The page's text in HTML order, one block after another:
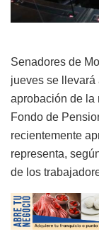
Senadores de
jueves se
aprobación de la
Fondo de
recientemente
representa,
de los